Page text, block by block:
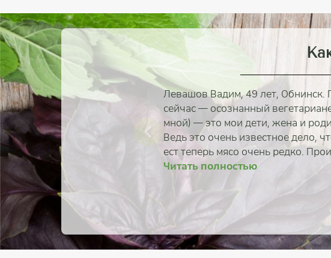
Левашов Вадим, 49 лет, Обнинск.
сейчас — осознанный
мной) — это мои дети, жена и
Ведь это очень известное дело,
ест теперь мясо очень редко.
Читать полностьюЧитать полностью
Читать полностью
Читать полностью
Читать полностью
Читать полностью
Читать полностью
Читать полностью